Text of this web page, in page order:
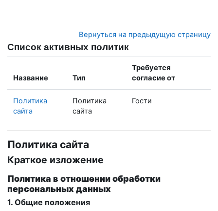
Вернуться на предыдущую страницу
Список активных политик
Название Тип
Требуется
согласие от
Политика
сайта
Политика
сайта
Гости
Политика сайта
Краткое изложение
Политика в отношении обработки
персональных данных
1. Общие положения